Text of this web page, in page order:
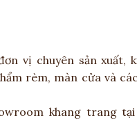
vị chuyên sản xuất,
rèm, màn cửa và
khang trang